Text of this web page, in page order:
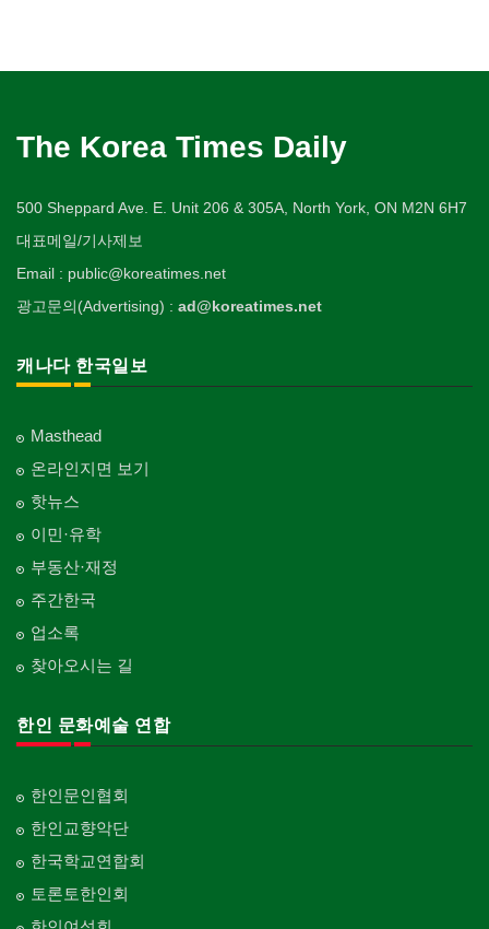
The Korea Times Daily
500 Sheppard Ave. E. Unit 206 & 305A, North York, ON M2N 6H7
대표메일/기사제보
Email : public@koreatimes.net
광고문의(Advertising) : ad@koreatimes.net
캐나다 한국일보
Masthead
온라인지면 보기
핫뉴스
이민·유학
부동산·재정
주간한국
업소록
찾아오시는 길
한인 문화예술 연합
한인문인협회
한인교향악단
한국학교연합회
토론토한인회